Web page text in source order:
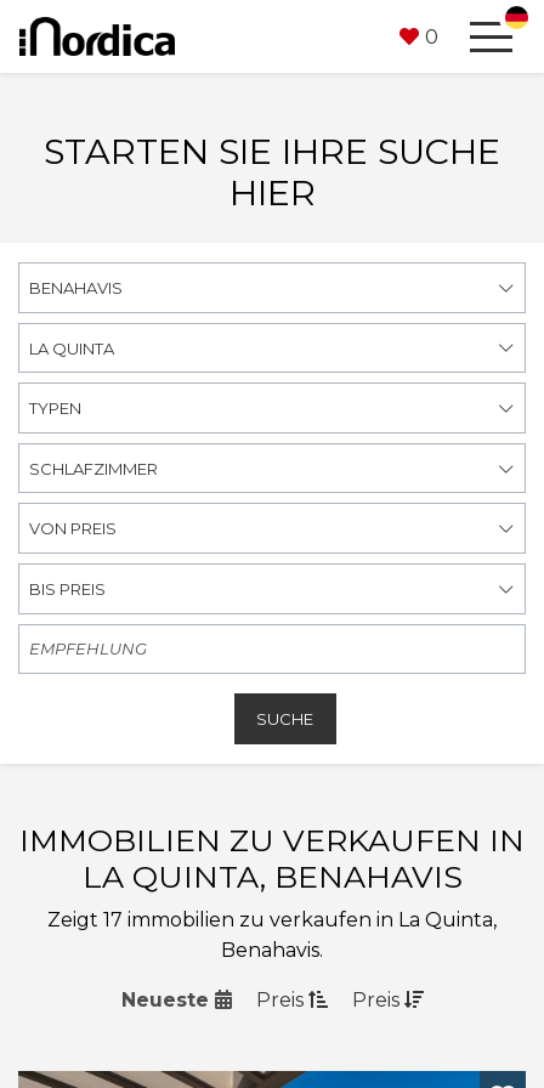
0
STARTEN SIE IHRE SUCHE
HIER
BENAHAVIS
LA QUINTA
TYPEN
SCHLAFZIMMER
VON PREIS
BIS PREIS
SUCHE
IMMOBILIEN ZU VERKAUFEN IN
LA QUINTA, BENAHAVIS
Zeigt 17 immobilien zu verkaufen in La Quinta,
Benahavis.
Neueste Preis Preis